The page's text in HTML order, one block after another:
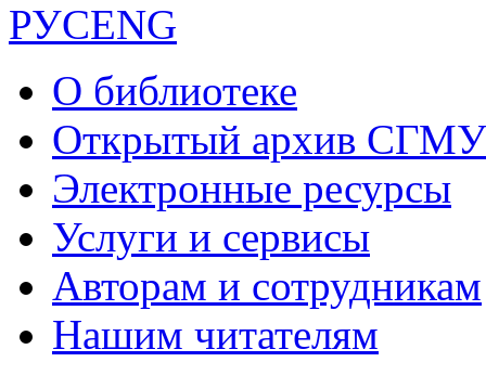
РУСENG
О библиотеке
Открытый архив СГМУ
Электронные ресурсы
Услуги и сервисы
Авторам и сотрудникам
Нашим читателям